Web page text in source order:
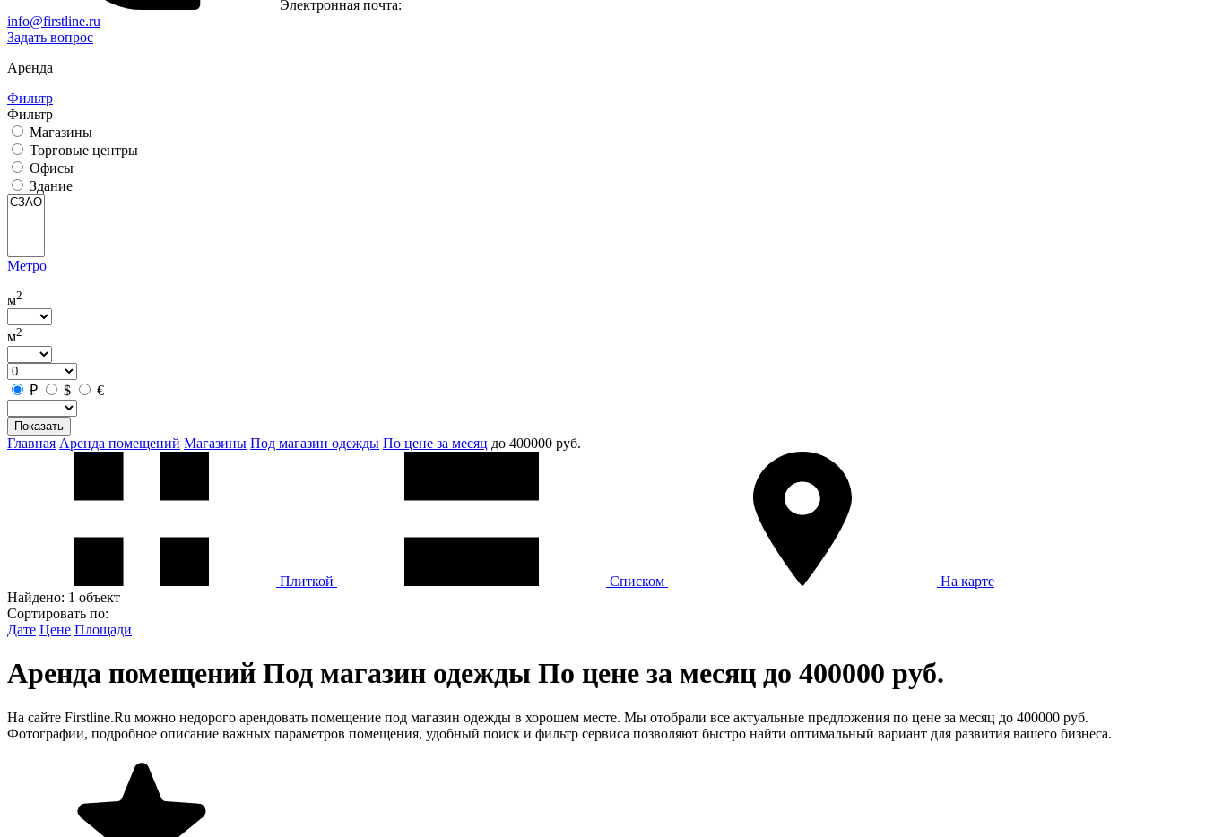
Электронная почта:
info@firstline.ru
Задать вопрос
Аренда
Фильтр
Фильтр
Магазины
Торговые центры
Офисы
Здание
Метро
м2
м2
₽ $ €
Показать
Главная Аренда помещений Магазины Под магазин одежды По цене за месяц до 400000 руб.
Плиткой Списком
На карте
Найдено: 1 объект
Сортировать по:
Дате Цене Площади
Аренда помещений Под магазин одежды По цене за месяц до 400000 руб.
На сайте Firstline.Ru можно недорого арендовать помещение под магазин одежды в хорошем месте. Мы отобрали все актуальные предложения по цене за месяц до 400000 руб.
Фотографии, подробное описание важных параметров помещения, удобный поиск и фильтр сервиса позволяют быстро найти оптимальный вариант для развития вашего бизнеса.